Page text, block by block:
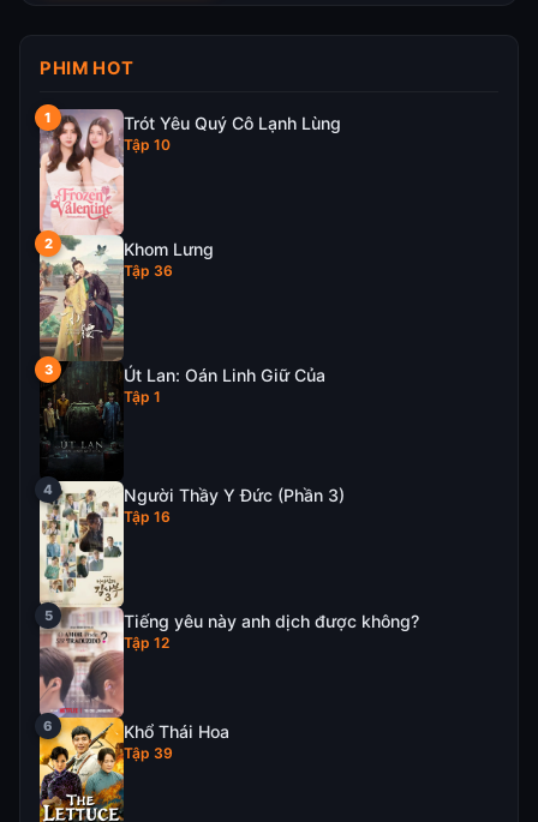
PHIM HOT
Trót Yêu Quý Cô Lạnh Lùng
Tập 10
Khom Lưng
Tập 36
Út Lan: Oán Linh Giữ Của
Tập 1
Người Thầy Y Đức (Phần 3)
Tập 16
Tiếng yêu này anh dịch được không?
Tập 12
Khổ Thái Hoa
Tập 39